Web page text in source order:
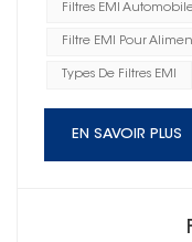
Filtres EMI
Filtre EMI Pour
Types De Filtres EMI
EN SAVOIR PLUS